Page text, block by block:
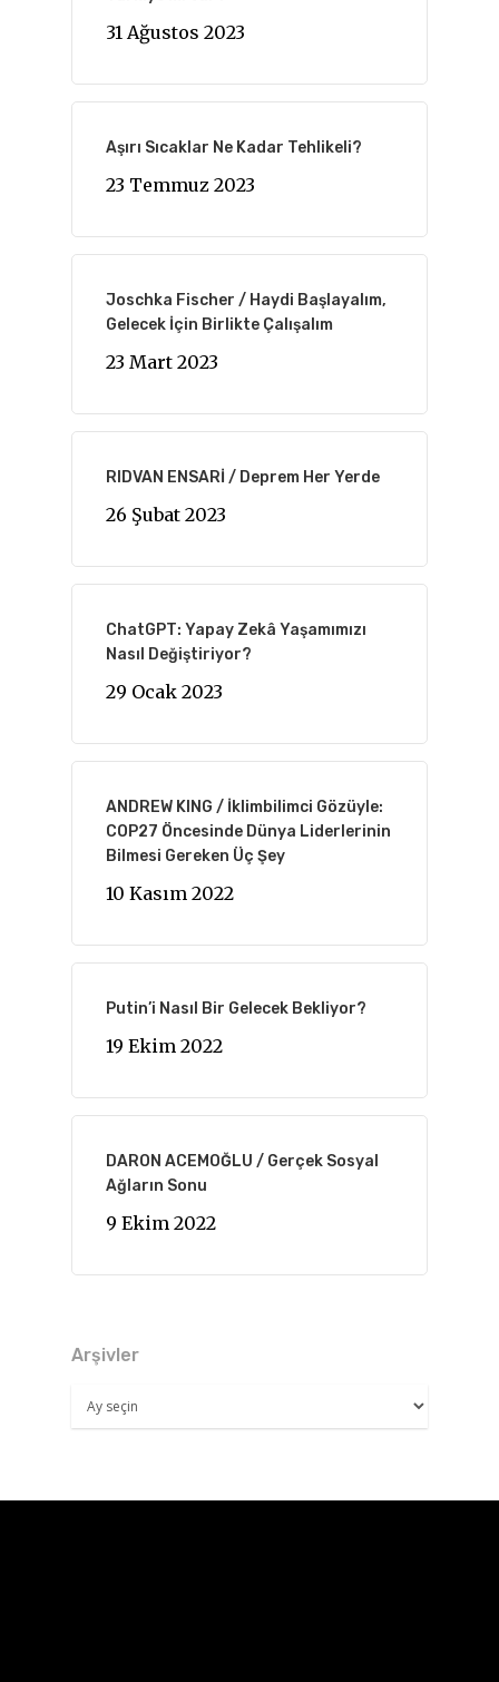
31 Ağustos 2023
Aşırı Sıcaklar Ne Kadar Tehlikeli?
23 Temmuz 2023
Joschka Fischer / Haydi Başlayalım,
Gelecek İçin Birlikte Çalışalım
23 Mart 2023
RIDVAN ENSARİ / Deprem Her Yerde
26 Şubat 2023
ChatGPT: Yapay Zekâ Yaşamımızı
Nasıl Değiştiriyor?
29 Ocak 2023
ANDREW KING / İklimbilimci Gözüyle:
COP27 Öncesinde Dünya Liderlerinin
Bilmesi Gereken Üç Şey
10 Kasım 2022
Putin’i Nasıl Bir Gelecek Bekliyor?
19 Ekim 2022
DARON ACEMOĞLU / Gerçek Sosyal
Ağların Sonu
9 Ekim 2022
Arşivler
Arşivler